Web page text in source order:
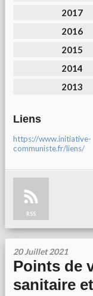
2017
2016
2015
2014
2013
Liens
https://www.initiative-
communiste.fr/liens/
RSS
20 Juillet 2021
Points de
sanitaire